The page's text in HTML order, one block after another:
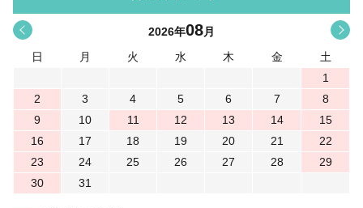
< 2026年08月
日
月 火 水 木 金
土
1
2
3 4 5 6 7
8
9
10 11 12 13 14
15
16
17 18 19 20 21
22
23
24 25 26 27 28
29
30
31